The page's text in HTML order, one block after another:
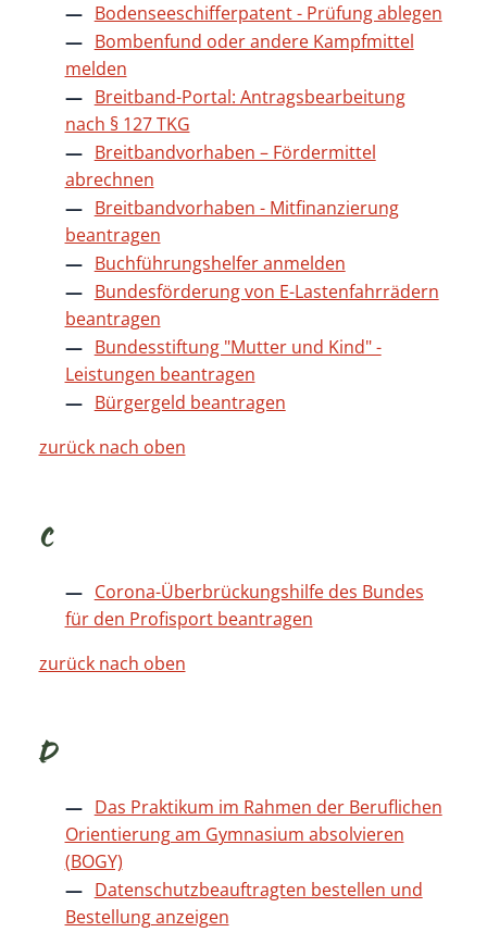
Bodenseeschifferpatent - Prüfung ablegen
Bombenfund oder andere Kampfmittel
melden
Breitband-Portal: Antragsbearbeitung
nach § 127 TKG
Breitbandvorhaben – Fördermittel
abrechnen
Breitbandvorhaben - Mitfinanzierung
beantragen
Buchführungshelfer anmelden
Bundesförderung von E-Lastenfahrrädern
beantragen
Bundesstiftung "Mutter und Kind" -
Leistungen beantragen
Bürgergeld beantragen
zurück nach oben
C
Corona-Überbrückungshilfe des Bundes
für den Profisport beantragen
zurück nach oben
D
Das Praktikum im Rahmen der Beruflichen
Orientierung am Gymnasium absolvieren
(BOGY)
Datenschutzbeauftragten bestellen und
Bestellung anzeigen